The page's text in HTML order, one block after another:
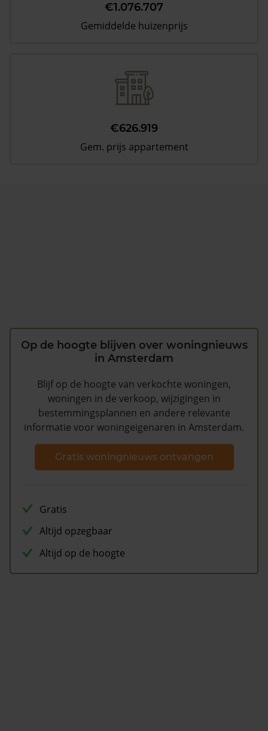
€1.076.707
Gemiddelde huizenprijs
€626.919
Gem. prijs appartement
Op de hoogte blijven over woningnieuws
in Amsterdam
Blijf op de hoogte van verkochte woningen,
woningen in de verkoop, wijzigingen in
bestemmingsplannen en andere relevante
informatie voor woningeigenaren in Amsterdam.
Gratis woningnieuws ontvangen
Gratis
Altijd opzegbaar
Altijd op de hoogte